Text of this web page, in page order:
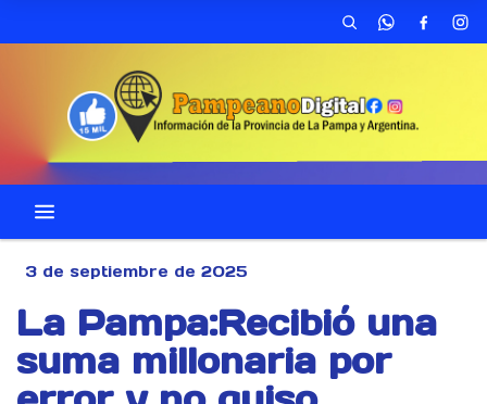
3 de septiembre de 2025
La Pampa:Recibió una
suma millonaria por